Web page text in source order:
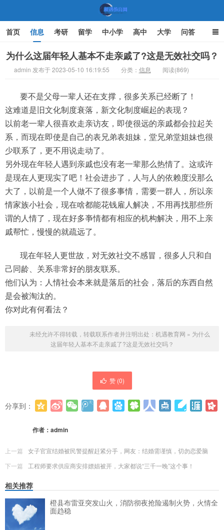
首页 信息 考研 留学 中小学 高中 大学 问答
文化 家庭教育
为什么这届年轻人基本不走亲戚了?这是无效社交吗？
admin 发布于 2023-05-10 16:19:55 分类： 信息 阅读(869)
要不是父母一辈人还在支撑，很多关系已经断了！
这难道是旧文化制度衰落，新文化制度崛起的表现？
以前老一辈人很喜欢走亲访友，即使很远的亲戚都会拉起关
系，而现在即使是自己的表兄弟表姐妹，堂兄弟堂姐妹也很
少联系了，更不用说走动了。
另外现在年轻人遇到亲戚也没有老一辈那么热情了。这或许
是现在人更现实了吧！社会进步了，人与人的依赖度没那么
大了，以前是一个人做不了很多事情，需要一群人，所以亲
情家族小社会，现在啥都能花钱雇人解决，不用再找那些所
谓的人情了，现在好多亊情都有相应的机构解决，用不上亲
戚帮忙，慢慢的就疏远了。
现在年轻人更世故，对无效社交不感冒，很多人只和自
己同龄、关系非常好的朋友联系。
他们认为：人情社会本来就是落后的社会，落后的东西自然
是会被淘汰的。
你对此有何看法？
未经允许不得转载，转载联系作者并注明出处： 机遇教育网 » 为什么
这届年轻人基本不走亲戚了?这是无效社交吗？
赞 (0)
分享到：
作者： admin
上一篇
女子官宣结婚被民警提醒赶紧分手，网友：结婚需谨慎，切勿恋爱脑
下一篇
工程师要求供应商安排嫖娼被开，大家都说“三千一晚”这个事！
相关推荐
橙县布雷亚突发山火，消防彻夜抢险遏制火势，火情全
面趋稳